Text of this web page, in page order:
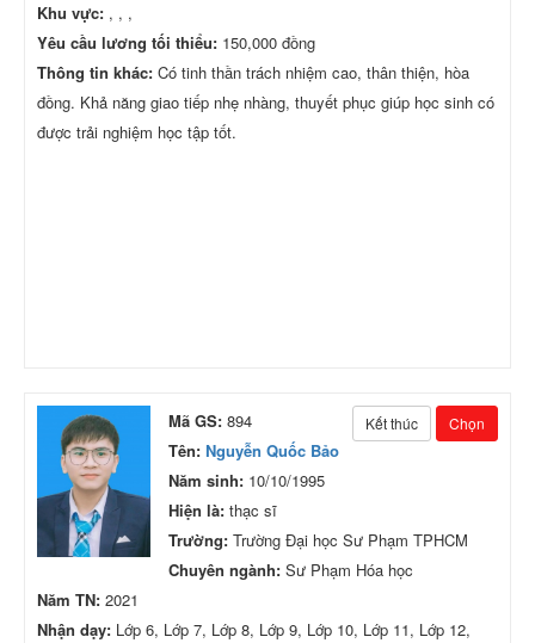
Khu vực: , , ,
Yêu cầu lương tối thiểu: 150,000 đồng
Thông tin khác: Có tinh thần trách nhiệm cao, thân thiện, hòa
đồng. Khả năng giao tiếp nhẹ nhàng, thuyết phục giúp học sinh có
được trải nghiệm học tập tốt.
Kết thúc Chọn
Mã GS: 894
Tên: Nguyễn Quốc Bảo
Năm sinh: 10/10/1995
Hiện là: thạc sĩ
Trường: Trường Đại học Sư Phạm TPHCM
Chuyên ngành: Sư Phạm Hóa học
Năm TN: 2021
Nhận dạy: Lớp 6, Lớp 7, Lớp 8, Lớp 9, Lớp 10, Lớp 11, Lớp 12,